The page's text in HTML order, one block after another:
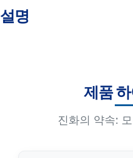
설명
제품
진화의 약속: